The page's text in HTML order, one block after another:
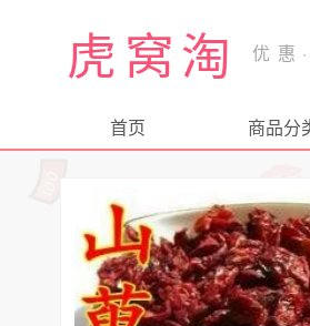
虎窝淘
首页 商品分